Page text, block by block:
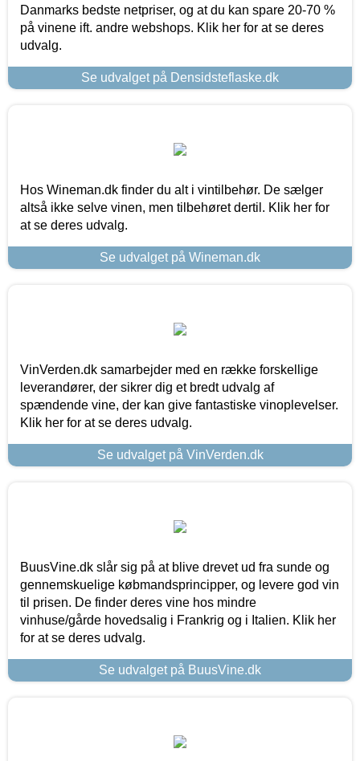
Danmarks bedste netpriser, og at du kan spare 20-70 %
på vinene ift. andre webshops. Klik her for at se deres
udvalg.
Se udvalget på Densidsteflaske.dk
Hos Wineman.dk finder du alt i vintilbehør. De sælger
altså ikke selve vinen, men tilbehøret dertil. Klik her for
at se deres udvalg.
Se udvalget på Wineman.dk
VinVerden.dk samarbejder med en række forskellige
leverandører, der sikrer dig et bredt udvalg af
spændende vine, der kan give fantastiske vinoplevelser.
Klik her for at se deres udvalg.
Se udvalget på VinVerden.dk
BuusVine.dk slår sig på at blive drevet ud fra sunde og
gennemskuelige købmandsprincipper, og levere god vin
til prisen. De finder deres vine hos mindre
vinhuse/gårde hovedsalig i Frankrig og i Italien. Klik her
for at se deres udvalg.
Se udvalget på BuusVine.dk